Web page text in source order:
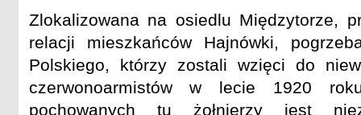
Zlokalizowana na osiedlu Międzytorze,
relacji mieszkańców Hajnówki,
Polskiego, którzy zostali wzięci do
czerwonoarmistów w lecie 1920
pochowanych tu żołnierzy jest